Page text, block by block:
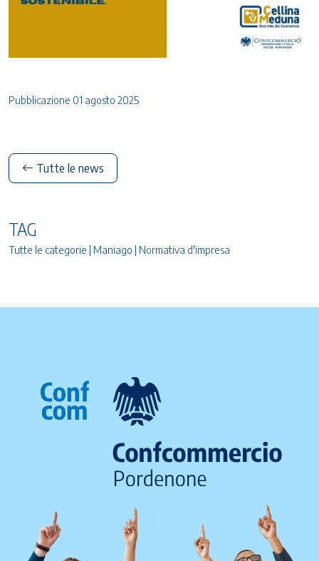
Pubblicazione 01 agosto 2025
Tutte le news
TAG
Tutte le categorie | Maniago | Normativa d'impresa